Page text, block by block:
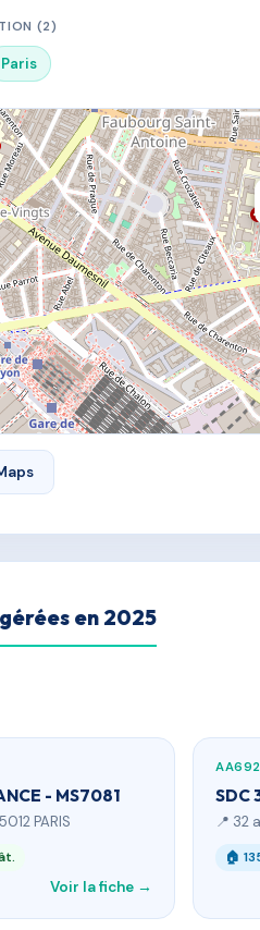
(2)
Paris
en 2025
- MS7081
PARIS
Voir la fiche →
SDC
📍 32
🏠